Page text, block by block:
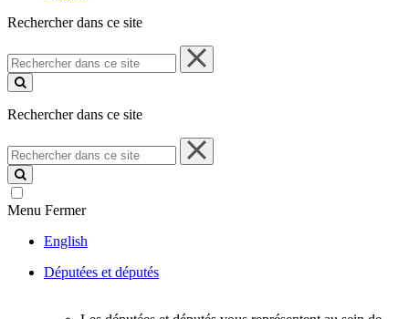
Rechercher dans ce site
Rechercher
dans
ce
Rechercher dans ce site
Rechercher
dans
ce
site
Menu Fermer
English
Députées et députés